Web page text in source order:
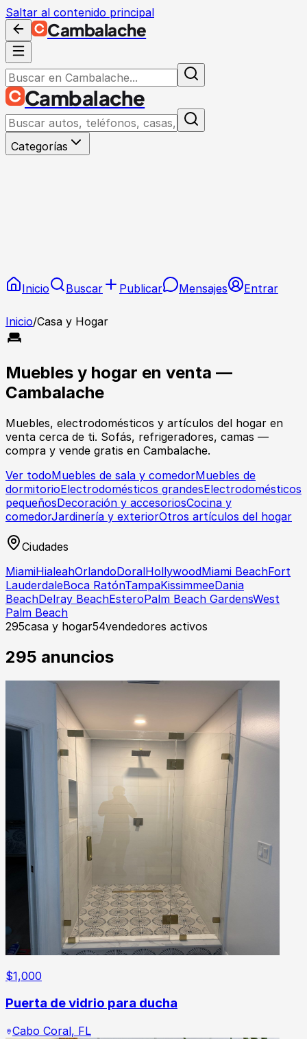
Saltar al contenido principal
Cambalache
Cambalache
Categorías
Inicio Buscar Publicar Mensajes Entrar
Inicio/Casa y Hogar
Muebles y hogar en venta —
Cambalache
Muebles, electrodomésticos y artículos del hogar en
venta cerca de ti. Sofás, refrigeradores, camas —
compra y vende gratis en Cambalache.
Ver todoMuebles de sala y comedorMuebles de
dormitorioElectrodomésticos grandesElectrodomésticos
pequeñosDecoración y accesoriosCocina y
comedorJardinería y exteriorOtros artículos del hogar
Ciudades
MiamiHialeahOrlandoDoralHollywoodMiami BeachFort
LauderdaleBoca RatónTampaKissimmeeDania
BeachDelray BeachEsteroPalm Beach GardensWest
Palm Beach
295casa y hogar54vendedores activos
295 anuncios
$1,000
Puerta de vidrio para ducha
Cabo Coral, FL